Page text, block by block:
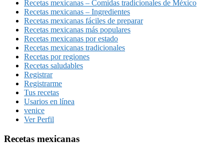
Recetas mexicanas – Comidas tradicionales de México
Recetas mexicanas – Ingredientes
Recetas mexicanas fáciles de preparar
Recetas mexicanas más populares
Recetas mexicanas por estado
Recetas mexicanas tradicionales
Recetas por regiones
Recetas saludables
Registrar
Registrarme
Tus recetas
Usarios en línea
venice
Ver Perfil
Recetas mexicanas